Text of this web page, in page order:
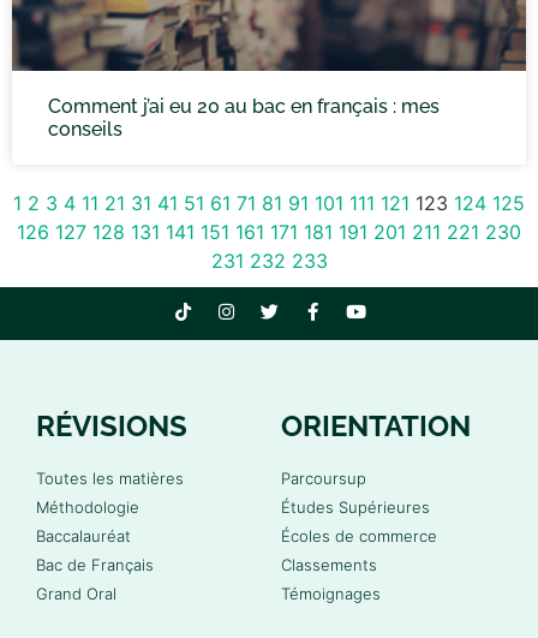
Comment j’ai eu 20 au bac en français : mes
conseils
1 2 3 4 11 21 31 41 51 61 71 81 91 101 111 121 123 124 125
126 127 128 131 141 151 161 171 181 191 201 211 221 230
231 232 233
RÉVISIONS
Toutes les matières
Méthodologie
Baccalauréat
Bac de Français
Grand Oral
ORIENTATION
Parcoursup
Études Supérieures
Écoles de commerce
Classements
Témoignages